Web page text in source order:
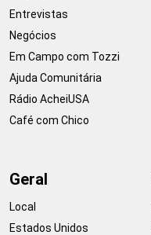
Entrevistas
Negócios
Em Campo com Tozzi
Ajuda Comunitária
Rádio AcheiUSA
Café com Chico
Geral
Local
Estados Unidos